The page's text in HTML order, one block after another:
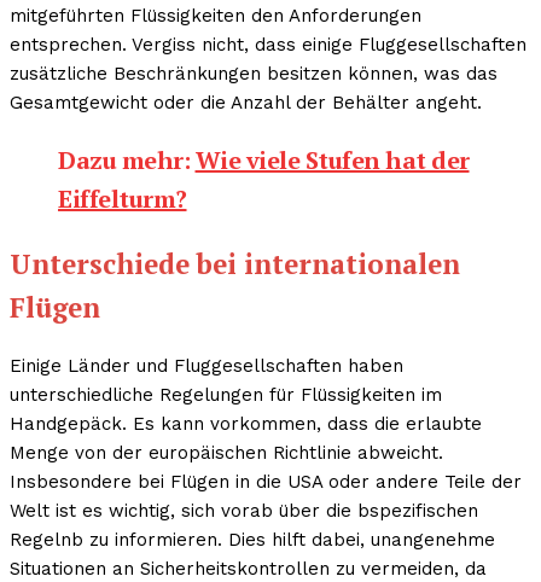
mitgeführten Flüssigkeiten den Anforderungen
entsprechen. Vergiss nicht, dass einige Fluggesellschaften
zusätzliche Beschränkungen besitzen können, was das
Gesamtgewicht oder die Anzahl der Behälter angeht.
Dazu mehr:Wie viele Stufen hat der
Eiffelturm?
Unterschiede bei internationalen
Flügen
Einige Länder und Fluggesellschaften haben
unterschiedliche Regelungen für Flüssigkeiten im
Handgepäck. Es kann vorkommen, dass die erlaubte
Menge von der europäischen Richtlinie abweicht.
Insbesondere bei Flügen in die USA oder andere Teile der
Welt ist es wichtig, sich vorab über die bspezifischen
Regelnb zu informieren. Dies hilft dabei, unangenehme
Situationen an Sicherheitskontrollen zu vermeiden, da